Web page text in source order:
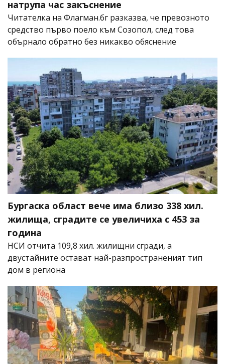
натрупа час закъснение
Читателка на Флагман.бг разказва, че превозното
средство първо поело към Созопол, след това
обърнало обратно без никакво обяснение
Бургаска област вече има близо 338 хил.
жилища, сградите се увеличиха с 453 за
година
НСИ отчита 109,8 хил. жилищни сгради, а
двустайните остават най-разпространеният тип
дом в региона